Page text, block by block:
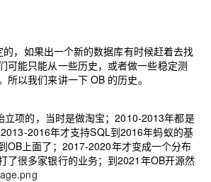
，如果出一个新的数据库有时候赶着去找
可能只能从一些历史，或者做一些稳定测
所以我们来讲一下 OB 的历史。
立项的，当时是做淘宝；2010-2013年都是
2016年才支持SQL到2016年蚂蚁的基
OB上面了；2017-2020年才变成一个分布
了很多家银行的业务；到2021年OB开源然